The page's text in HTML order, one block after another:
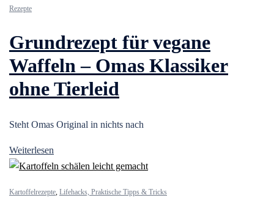
Rezepte
Grundrezept für vegane
Waffeln – Omas Klassiker
ohne Tierleid
Steht Omas Original in nichts nach
Weiterlesen
Kartoffelrezepte Lifehacks, Praktische Tipps & Tricks